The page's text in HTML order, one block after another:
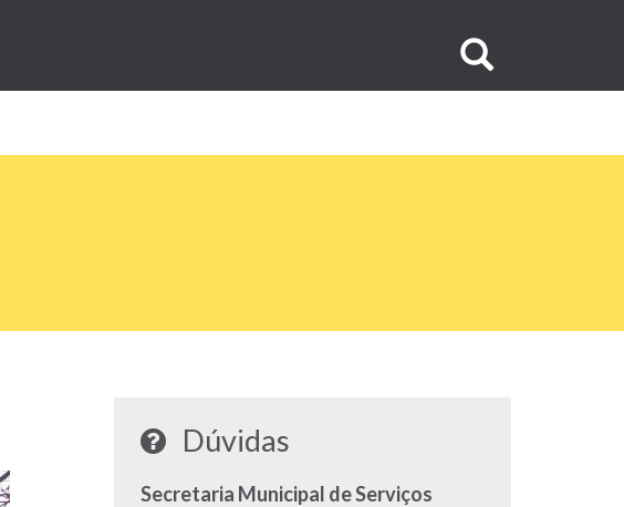
no
site
Dúvidas
Secretaria Municipal de Serviços